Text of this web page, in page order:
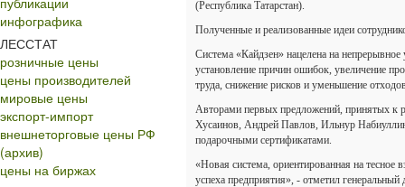
инфографика
ЛЕССТАТ
розничные цены
цены производителей
мировые цены
экспорт-импорт
внешнеторговые цены РФ
(архив)
цены на биржах
(Республика Татарстан).
Полученные и реализованные идеи
Система «Кайдзен» нацелена на
установление причин ошибок, увеличение
труда, снижение рисков и уменьшение
Авторами первых предложений, принятых к
Хусаинов, Андрей Павлов, Ильнур
подарочными сертификатами.
«Новая система, ориентированная на
успеха предприятия», - отметил